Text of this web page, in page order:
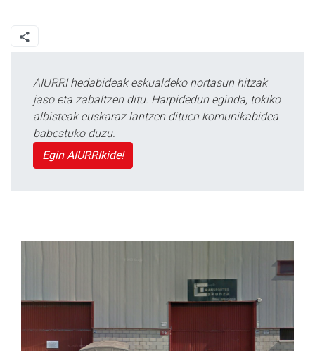
AIURRI hedabideak eskualdeko nortasun hitzak
jaso eta zabaltzen ditu. Harpidedun eginda, tokiko
albisteak euskaraz lantzen dituen komunikabidea
babestuko duzu.
Egin AIURRIkide!